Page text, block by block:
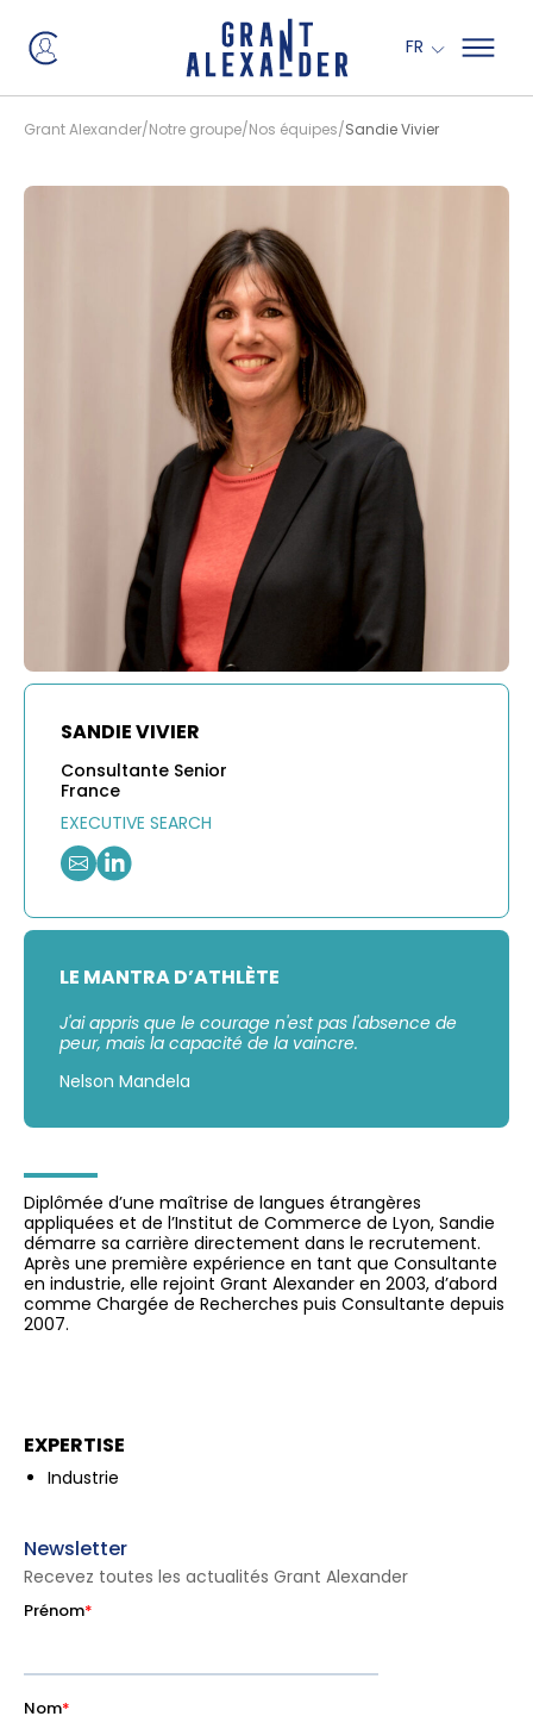
FR
Grant Alexander Notre groupe Nos équipes Sandie Vivier
SANDIE VIVIER
Consultante Senior
France
EXECUTIVE SEARCH
LE MANTRA D’ATHLÈTE
J'ai appris que le courage n'est pas l'absence de
peur, mais la capacité de la vaincre.
Nelson Mandela
Diplômée d’une maîtrise de langues étrangères
appliquées et de l’Institut de Commerce de Lyon, Sandie
démarre sa carrière directement dans le recrutement.
Après une première expérience en tant que Consultante
en industrie, elle rejoint Grant Alexander en 2003, d’abord
comme Chargée de Recherches puis Consultante depuis
2007.
EXPERTISE
Industrie
Newsletter
Recevez toutes les actualités Grant Alexander